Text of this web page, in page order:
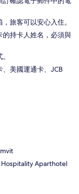
旅客可以安心入住。
的持卡人姓名，必須與
美國運通卡、JCB
Aparthotel